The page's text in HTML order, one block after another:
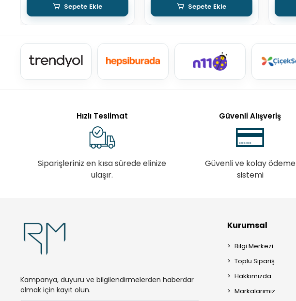
Sepete Ekle Sepete Ekle
Hızlı Teslimat
Siparişleriniz en kısa sürede elinize
ulaşır.
Güvenli Alışveriş
Güvenli ve kolay ödeme
sistemi
Kampanya, duyuru ve bilgilendirmelerden haberdar
olmak için kayıt olun.
Kurumsal
Bilgi Merkezi
Toplu Sipariş
Hakkımızda
Markalarımız